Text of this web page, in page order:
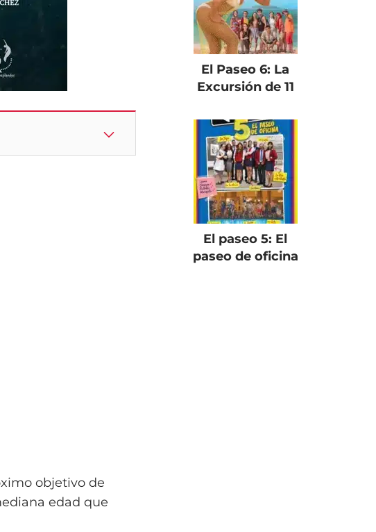
objetivo de
edad que
El Paseo 6: La
Excursión de 11
El paseo 5: El
paseo de oficina